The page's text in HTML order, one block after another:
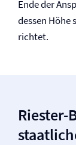
Ende der
dessen Höhe
richtet.